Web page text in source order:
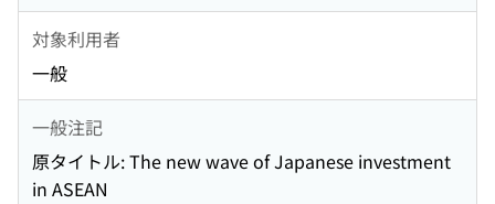
対象利用者
一般
一般注記
原タイトル: The new wave of Japanese investment
in ASEAN